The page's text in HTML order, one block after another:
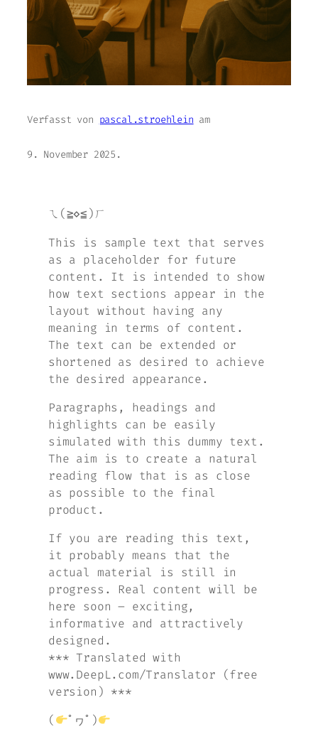
Verfasst von pascal.stroehlein am
9. November 2025 .
ㄟ(≧◇≦)ㄏ
This is sample text that serves
as a placeholder for future
content. It is intended to show
how text sections appear in the
layout without having any
meaning in terms of content.
The text can be extended or
shortened as desired to achieve
the desired appearance.
Paragraphs, headings and
highlights can be easily
simulated with this dummy text.
The aim is to create a natural
reading flow that is as close
as possible to the final
product.
If you are reading this text,
it probably means that the
actual material is still in
progress. Real content will be
here soon – exciting,
informative and attractively
designed.
*** Translated with
www.DeepL.com/Translator (free
version) ***
(
ﾟヮﾟ)